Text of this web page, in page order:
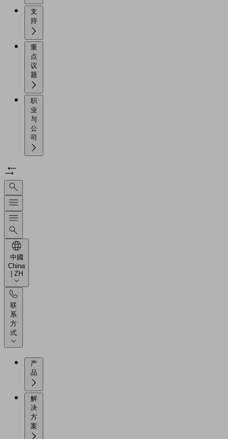
支
重
点
议
职
业
与
公
中國
China
| ZH
联
系
方
式
产
解
决
方